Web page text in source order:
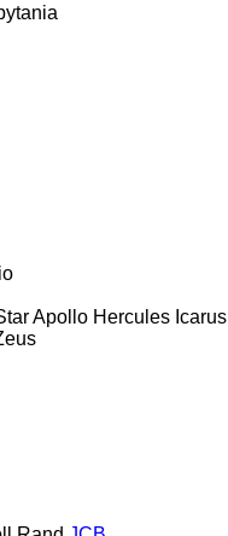
Apollo Hercules Icarus